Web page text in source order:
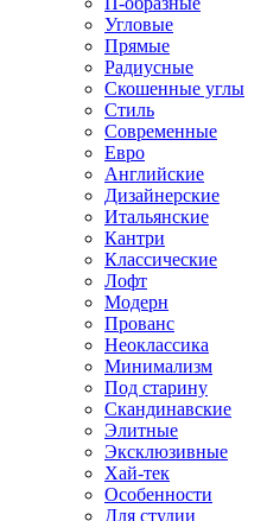
Угловые
Прямые
Радиусные
Скошенные углы
Стиль
Современные
Евро
Английские
Дизайнерские
Итальянские
Кантри
Классические
Лофт
Модерн
Прованс
Неоклассика
Минимализм
Под старину
Скандинавские
Элитные
Эксклюзивные
Хай-тек
Особенности
Для студии